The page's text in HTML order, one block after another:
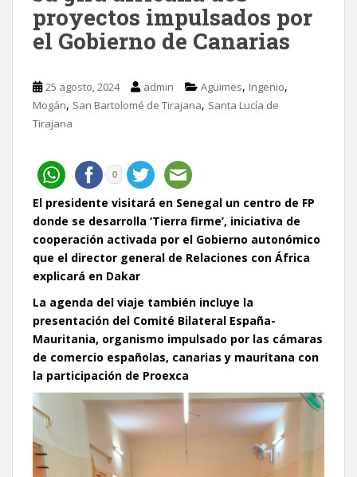
proyectos impulsados por
el Gobierno de Canarias
25 agosto, 2024 admin Agüimes, Ingenio,
Mogán, San Bartolomé de Tirajana, Santa Lucía de
Tirajana
0
El presidente visitará en Senegal un centro de FP
donde se desarrolla ‘Tierra firme’, iniciativa de
cooperación activada por el Gobierno autonómico
que el director general de Relaciones con África
explicará en Dakar
La agenda del viaje también incluye la
presentación del Comité Bilateral España-
Mauritania, organismo impulsado por las cámaras
de comercio españolas, canarias y mauritana con
la participación de Proexca